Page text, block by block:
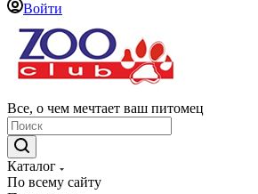
Войти
Все, о чем мечтает ваш питомец
Каталог
По всему сайту